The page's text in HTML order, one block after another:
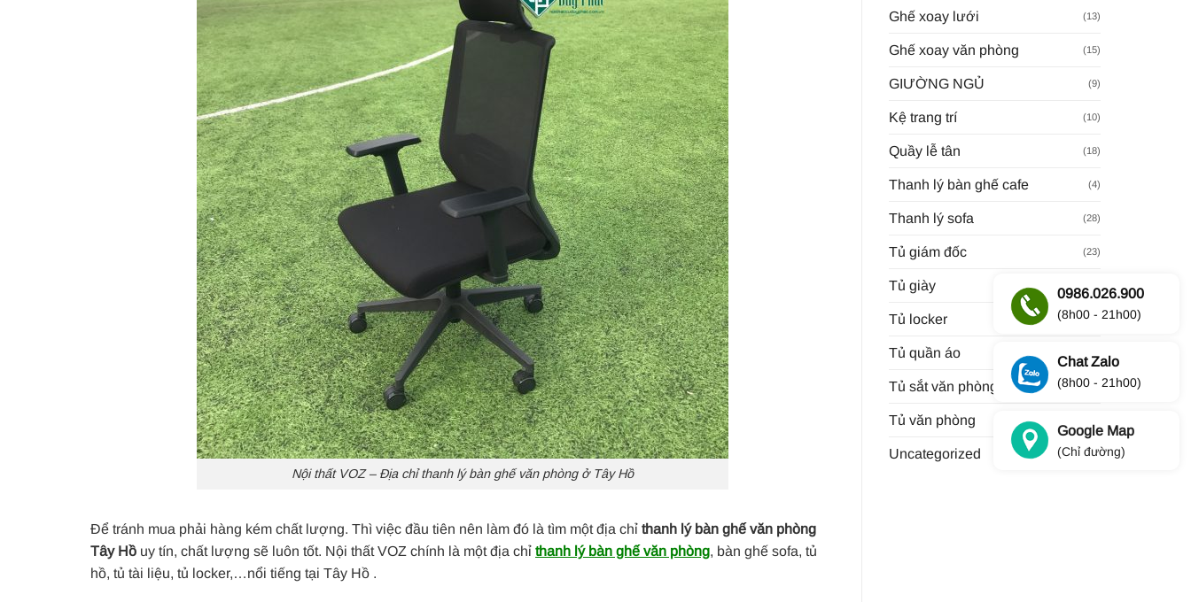
Nội thất VOZ – Địa chỉ thanh lý bàn ghế văn phòng ở Tây Hồ
Để tránh mua phải hàng kém chất lượng. Thì việc đầu tiên nên làm đó là tìm một địa chỉ thanh lý bàn ghế văn phòng
Tây Hồ uy tín, chất lượng sẽ luôn tốt. Nội thất VOZ chính là một địa chỉ thanh lý bàn ghế văn phòng, bàn ghế sofa, tủ
hồ, tủ tài liệu, tủ locker,…nổi tiếng tại Tây Hồ .
Ghế xoay lưới (13)
Ghế xoay văn phòng (15)
GIƯỜNG NGỦ (9)
Kệ trang trí (10)
Quầy lễ tân (18)
Thanh lý bàn ghế cafe (4)
Thanh lý sofa (28)
Tủ giám đốc (23)
Tủ giày
Tủ locker (9)
Tủ quần áo
Tủ sắt văn phòng (11)
Tủ văn phòng
Uncategorized (30)
0986.026.900
(8h00 - 21h00)
Chat Zalo
(8h00 - 21h00)
Google Map
(Chỉ đường)